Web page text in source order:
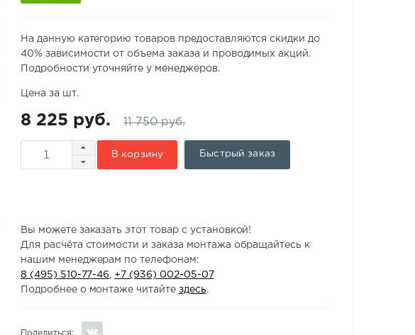
На данную категорию товаров предоставляются скидки до
40% зависимости от объема заказа и проводимых акций.
Подробности уточняйте у менеджеров.
Цена за шт.
8 225 руб. 11 750 руб.
В корзину Быстрый заказ
Вы можете заказать этот товар с установкой!
Для расчёта стоимости и заказа монтажа обращайтесь к
нашим менеджерам по телефонам:
8 (495) 510-77-46
+7 (936) 002-05-07
Подробнее о монтаже читайте здесь.
Поделиться: